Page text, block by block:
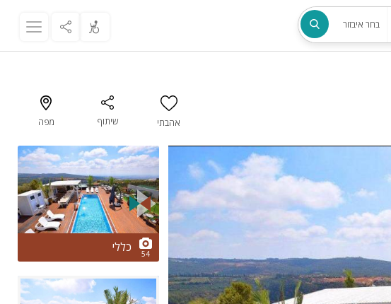
בחר איבזור
להשכרה
סאונה
קריוקי
גקוזי
שולחן סנוקר
אהבתי שיתוף מפה
2/54
54 כללי